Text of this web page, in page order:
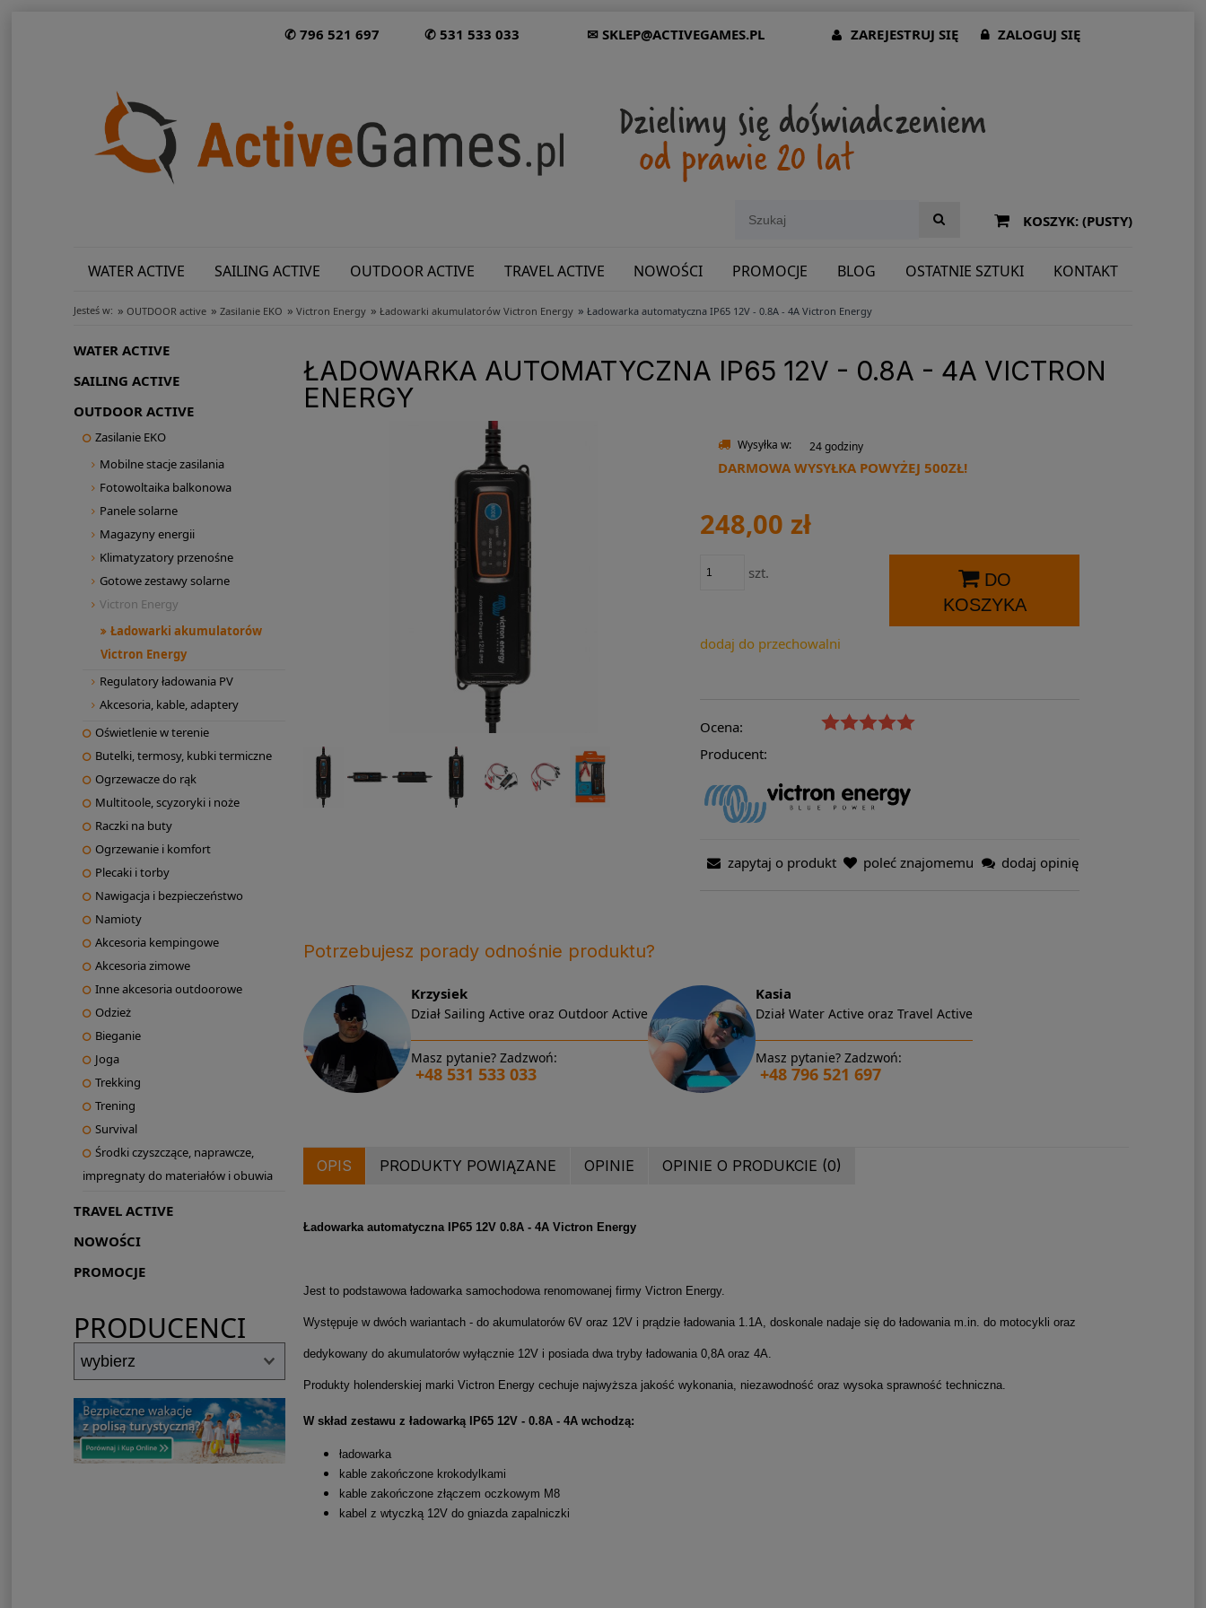
✆ 796 521 697 ✆ 531 533 033 ✉ SKLEP@ACTIVEGAMES.PL ZAREJESTRUJ SIĘ ZALOGUJ SIĘ
KOSZYK: (PUSTY)
WATER ACTIVE SAILING ACTIVE OUTDOOR ACTIVE TRAVEL ACTIVE NOWOŚCI PROMOCJE BLOG OSTATNIE SZTUKI KONTAKT
SHOWROOM: ODWIEDŹ NAS NA ŚLĄSKU!
Jesteś w: » OUTDOOR active » Zasilanie EKO » Victron Energy » Ładowarki akumulatorów Victron Energy » Ładowarka automatyczna IP65 12V - 0.8A - 4A Victron Energy
WATER ACTIVE
SAILING ACTIVE
OUTDOOR ACTIVE
Zasilanie EKO
Mobilne stacje zasilania
Fotowoltaika balkonowa
Panele solarne
Magazyny energii
Klimatyzatory przenośne
Gotowe zestawy solarne
Victron Energy
Ładowarki akumulatorów
Victron Energy
Regulatory ładowania PV
Akcesoria, kable, adaptery
Oświetlenie w terenie
Butelki, termosy, kubki termiczne
Ogrzewacze do rąk
Multitoole, scyzoryki i noże
Raczki na buty
Ogrzewanie i komfort
Plecaki i torby
Nawigacja i bezpieczeństwo
Namioty
Akcesoria kempingowe
Akcesoria zimowe
Inne akcesoria outdoorowe
Odzież
Bieganie
Joga
Trekking
Trening
Survival
Środki czyszczące, naprawcze,
impregnaty do materiałów i obuwia
TRAVEL ACTIVE
NOWOŚCI
PROMOCJE
PRODUCENCI
ŁADOWARKA AUTOMATYCZNA IP65 12V - 0.8A - 4A VICTRON
ENERGY
Wysyłka w: 24 godziny
DARMOWA WYSYŁKA POWYŻEJ 500ZŁ!
248,00 zł
szt.
DO
KOSZYKA
dodaj do przechowalni
Ocena:
Producent:
zapytaj o produkt poleć znajomemu dodaj opinię
Potrzebujesz porady odnośnie produktu?
Krzysiek
Dział Sailing Active oraz Outdoor Active
Masz pytanie? Zadzwoń:
+48 531 533 033
Kasia
Dział Water Active oraz Travel Active
Masz pytanie? Zadzwoń:
+48 796 521 697
OPIS PRODUKTY POWIĄZANE OPINIE OPINIE O PRODUKCIE (0)
Ładowarka automatyczna IP65 12V 0.8A - 4A Victron Energy
Jest to podstawowa ładowarka samochodowa renomowanej firmy Victron Energy.
Występuje w dwóch wariantach - do akumulatorów 6V oraz 12V i prądzie ładowania 1.1A, doskonale nadaje się do ładowania m.in. do motocykli oraz
dedykowany do akumulatorów wyłącznie 12V i posiada dwa tryby ładowania 0,8A oraz 4A.
Produkty holenderskiej marki Victron Energy cechuje najwyższa jakość wykonania, niezawodność oraz wysoka sprawność techniczna.
W skład zestawu z ładowarką IP65 12V - 0.8A - 4A wchodzą:
ładowarka
kable zakończone krokodylkami
kable zakończone złączem oczkowym M8
kabel z wtyczką 12V do gniazda zapalniczki